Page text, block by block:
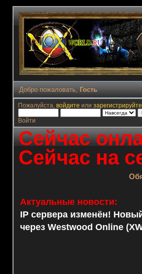
Добро пожаловать, Гость
Пожалуйста, войдите или
Войти
Сейчас
Сейчас на
Актуальные новости:
IP сервера изменён!
через Westwood Online